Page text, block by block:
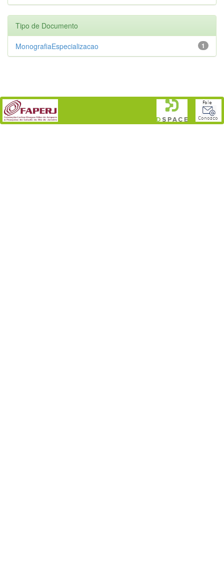
Tipo de Documento
1
MonografiaEspecializacao